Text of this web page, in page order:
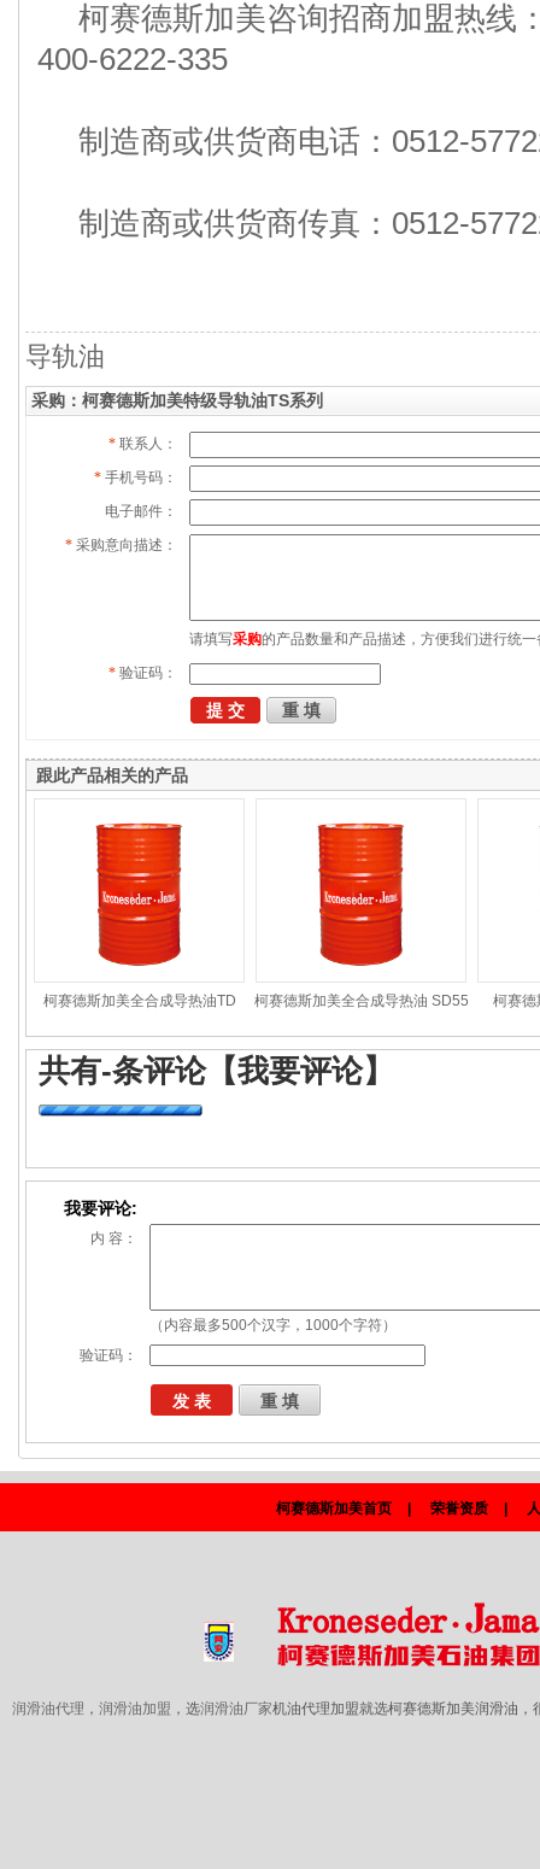
柯赛德斯加美咨询招商加盟热线
400-6222-335
制造商或供货商电话：0512-
制造商或供货商传真：0512-
导轨油
采购：柯赛德斯加美特级导轨油TS系列
* 联系人：
* 手机号码：
电子邮件：
* 采购意向描述：
请填写采购的产品数量和产品描述，方便我们进行统一
* 验证码：
跟此产品相关的产品
柯赛德斯加美全合成导热油TD 柯赛德斯加美全合成导热油 SD55 柯赛德
共有-条评论【我要评论】
我要评论:
内 容：
（内容最多500个汉字，1000个字符）
验证码：
柯赛德斯加美首页 荣誉资质
润滑油代理 ， 润滑油加盟 ，选润滑油厂家机油代理加盟就选柯赛德斯加美润滑油，